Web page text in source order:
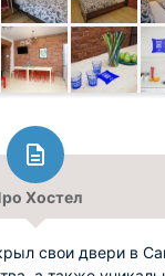
Хостел
свои двери в